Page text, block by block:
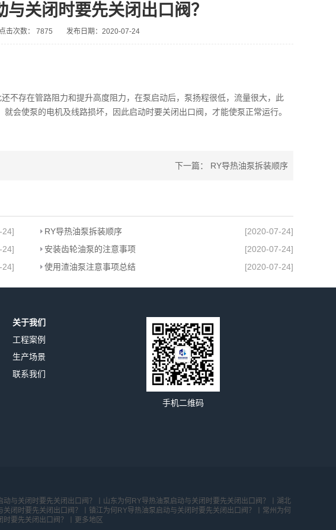
关闭时要先关闭出口阀？
点击次数： 7875 发布日期：2020-07-24
不存在管路阻力和提升高度阻力，在泵启动后，泵扬程很低，流量很大，此
会使泵的电机及线路损坏，因此启动时要关闭出口阀，才能使泵正常运行。
下一篇： RY导热油泵拆装顺序
24] RY导热油泵拆装顺序
[2020-07-24]
24] 安装齿轮油泵的注意事项
[2020-07-24]
24] 使用渣油泵注意事项总结 [2020-07-24]
关于我们
工程案例
生产场景
联系我们
手机二维码
与关闭时要先关闭出口阀？丨 山东为何RY导热油泵启动与关闭时要先关闭出口阀？丨 湖北
闭时要先关闭出口阀？丨 镇江为何RY导热油泵启动与关闭时要先关闭出口阀？丨 常州为何
要先关闭出口阀？丨 更多地区